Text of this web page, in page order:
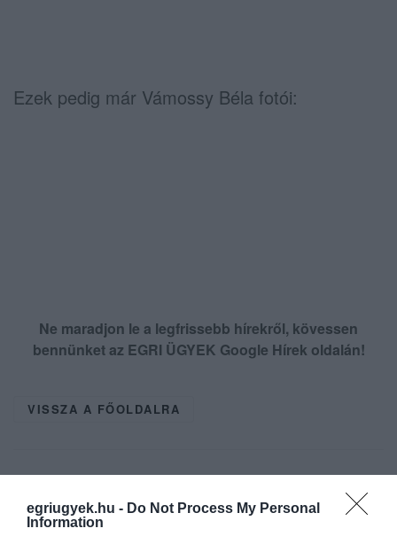
egriugyek.hu - Do Not Process My Personal
Information
Ezek pedig már Vámossy Béla fotói:
Ne maradjon le a legfrissebb hírekről, kövessen
bennünket az EGRI ÜGYEK Google Hírek oldalán!
VISSZA A FŐOLDALRA